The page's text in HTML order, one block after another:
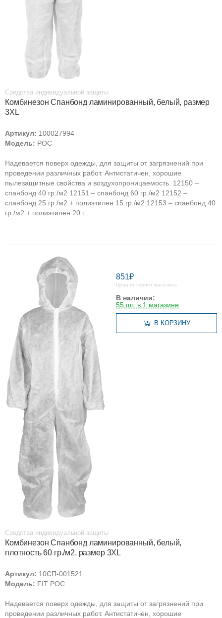
Средства индивидуальной защиты
Комбинезон Спанбонд ламинированный, белый, размер
3XL
Артикул: 100027994
Модель: РОС
Надевается поверх одежды, для защиты от загрязнений при
проведении различных работ. Антистатичен, хорошие
пылезащитные свойства и воздухопроницаемость. 12150 –
спанбонд 40 гр./м2 12151 – спанбонд 60 гр./м2 12152 –
спанбонд 25 гр./м2 + полиэтилен 15 гр./м2 12153 – спанбонд 40
гр./м2 + полиэтилен 20 г...
851₽
Цена интернет магазина
В наличии:
55 шт. в 1 магазине
В КОРЗИНУ
Средства индивидуальной защиты
Комбинезон Спанбонд ламинированный, белый,
плотность 60 гр./м2, размер 3XL
Артикул: 10СП-001521
Модель: FIT РОС
Надевается поверх одежды, для защиты от загрязнений при
проведении различных работ. Антистатичен, хорошие